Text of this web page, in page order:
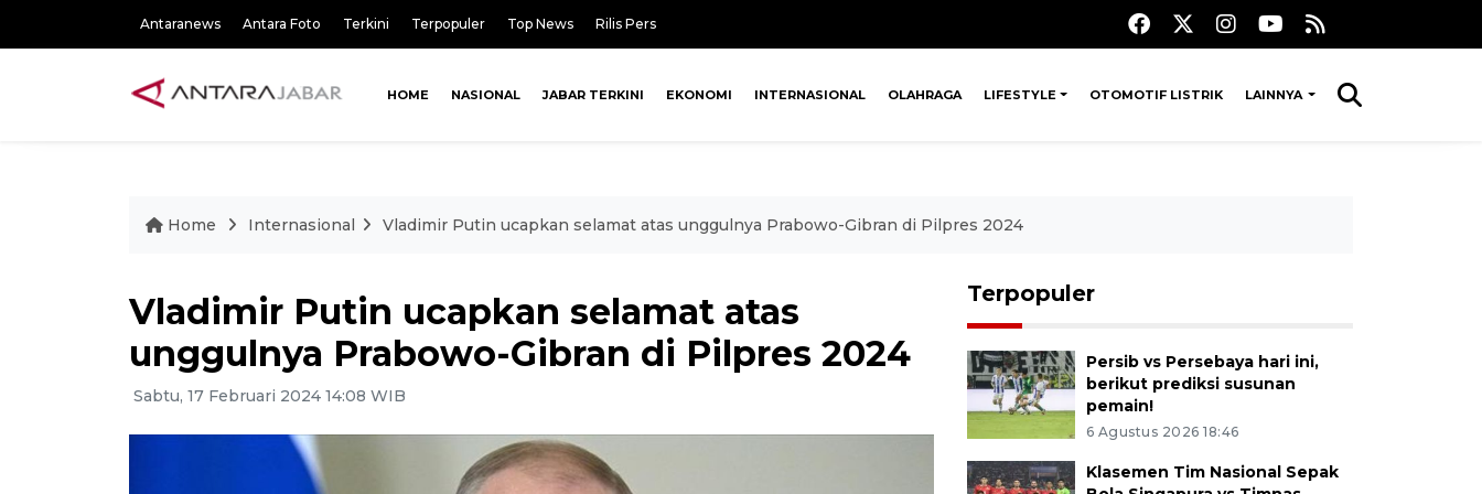
Antaranews Antara Foto Terkini Terpopuler Top News Rilis Pers
HOME NASIONAL JABAR TERKINI EKONOMI INTERNASIONAL OLAHRAGA LIFESTYLE OTOMOTIF LISTRIK LAINNYA
Home Internasional Vladimir Putin ucapkan selamat atas unggulnya Prabowo-Gibran di Pilpres 2024
Vladimir Putin ucapkan selamat atas
unggulnya Prabowo-Gibran di Pilpres 2024
Sabtu, 17 Februari 2024 14:08 WIB
Terpopuler
Persib vs Persebaya hari ini,
berikut prediksi susunan
pemain!
6 Agustus 2026 18:46
Klasemen Tim Nasional Sepak